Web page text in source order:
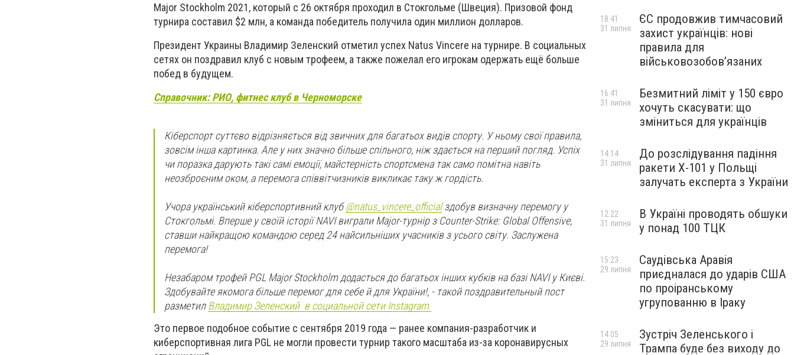
Major Stockholm 2021, который с 26 октября проходил в Стокгольме (Швеция). Призовой фонд
турнира составил $2 млн, а команда победитель получила один миллион долларов.
Президент Украины Владимир Зеленский отметил успех Natus Vincere на турнире. В социальных
сетях он поздравил клуб с новым трофеем, а также пожелал его игрокам одержать ещё больше
побед в будущем.
Справочник: РИО, фитнес клуб в Черноморске
Кіберспорт суттєво відрізняється від звичних для багатьох видів спорту. У ньому свої правила,
зовсім інша картинка. Але у них значно більше спільного, ніж здається на перший погляд. Успіх
чи поразка дарують такі самі емоції, майстерність спортсмена так само помітна навіть
неозброєним оком, а перемога співвітчизників викликає таку ж гордість.
Учора український кіберспортивний клуб@natus_vincere_officialздобув визначну перемогу у
Стокгольмі. Вперше у своїй історії NAVI виграли Major-турнір з Counter-Strike: Global Offensive,
ставши найкращою командою серед 24 найсильніших учасників з усього світу. Заслужена
перемога!
Незабаром трофей PGL Major Stockholm додасться до багатьох інших кубків на базі NAVI у Києві.
Здобувайте якомога більше перемог для себе й для України!, - такой поздравительный пост
разметилВладимир Зеленский в социальной сети Instagram
Это первое подобное событие с сентября 2019 года — ранее компания-разработчик и
киберспортивная лига PGL не могли провести турнир такого масштаба из-за коронавирусных
ЄС продовжив тимчасовий
захист українців: нові
правила для
військовозобов’язаних
18:41
31 липня
Безмитний ліміт у 150 євро
хочуть скасувати: що
зміниться для українців
16:41
31 липня
До розслідування падіння
ракети Х-101 у Польщі
залучать експерта з України
14:14
31 липня
В Україні проводять обшуки
у понад 100 ТЦК
12:22
31 липня
Саудівська Аравія
приєдналася до ударів США
по проіранському
угрупованню в Іраку
15:23
29 липня
Зустріч Зеленського і
Трампа буде без виходу до
14:05
29 липня